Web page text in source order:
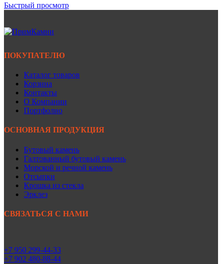
Быстрый просмотр
ПОКУПАТЕЛЮ
Каталог товаров
Корзина
Контакты
О Компании
Портфолио
ОСНОВНАЯ ПРОДУКЦИЯ
Бутовый камень
Галтованный бутовый камень
Морской и речной камень
Отсыпки
Крошка из стекла
Эрклез
СВЯЗАТЬСЯ С НАМИ
+7 950 299-44-33
+7 902 480-88-44